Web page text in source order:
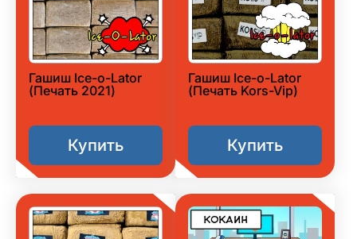
Гашиш Ice-o-Lator
(Печать 2021)
Купить
Гашиш Ice-o-Lator
(Печать Kors-Vip)
Купить